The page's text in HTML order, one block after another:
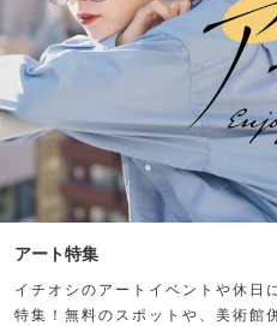
アート特集
イチオシのアートイベントや休日
特集！無料のスポットや、美術館